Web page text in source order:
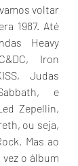
voltar
1987. Até
Heavy
Iron
Judas
e
Zepellin,
ou seja,
Mas ao
o álbum